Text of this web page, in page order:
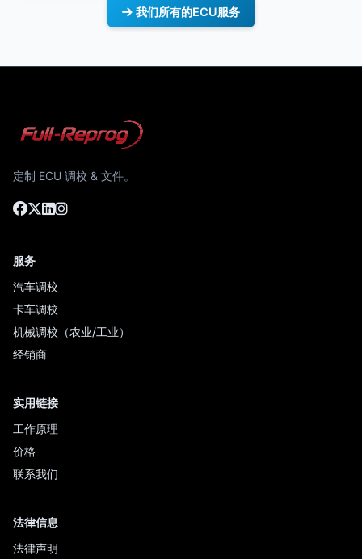
我们所有的ECU服务
定制 ECU 调校 & 文件。
服务
汽车调校
卡车调校
机械调校（农业/工业）
经销商
实用链接
工作原理
价格
联系我们
法律信息
法律声明